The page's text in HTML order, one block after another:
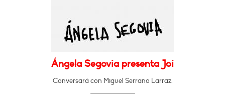
Ángela Segovia presenta Joi
Conversará con Miguel Serrano Larraz.